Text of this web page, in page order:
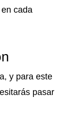
cada
y para este
pasar